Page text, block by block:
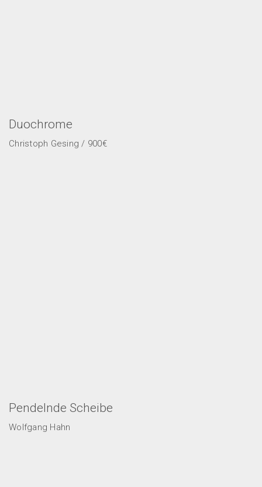
Duochrome
Christoph Gesing / 900€
Pendelnde Scheibe
Wolfgang Hahn